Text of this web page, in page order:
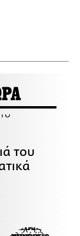
του